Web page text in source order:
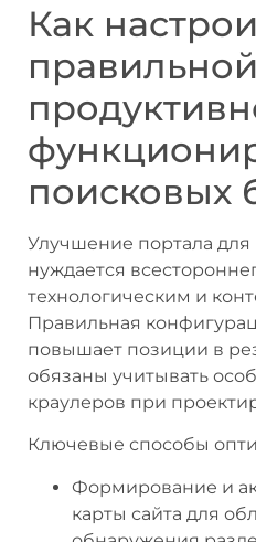
Как
поисковых
Улучшение портала для
нуждается
технологическим и
Правильная
повышает позиции в
обязаны учитывать
краулеров при
Ключевые способы
Формирование и
карты сайта для